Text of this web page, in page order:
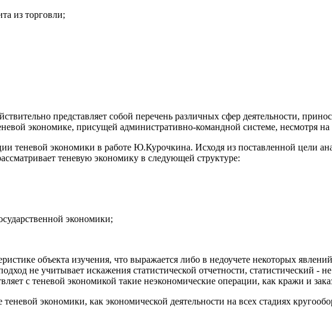
из торговли;
представляет собой перечень различных сфер деятельности,
экономике, присущей административно-командной системе, несмотря
теневой экономики в работе Ю.Курочкина. Исходя из поставленной цели
теневую экономику в следующей структуре:
экономики;
объекта изучения, что выражается либо в недоучете некоторых
не учитывает искажения статистической отчетности, статистический -
с теневой экономикой такие неэкономические операции, как кражи и
экономики, как экономической деятельности на всех стадиях